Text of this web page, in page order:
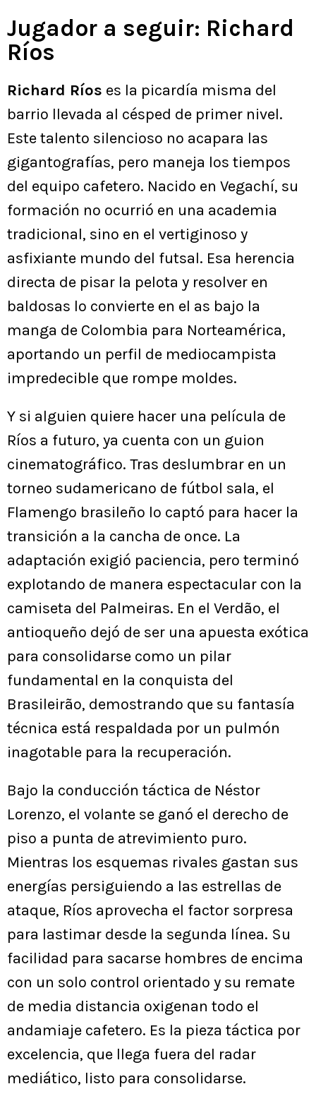
Jugador a seguir: Richard
Ríos
Richard Ríos es la picardía misma del
barrio llevada al césped de primer nivel.
Este talento silencioso no acapara las
gigantografías, pero maneja los tiempos
del equipo cafetero. Nacido en Vegachí, su
formación no ocurrió en una academia
tradicional, sino en el vertiginoso y
asfixiante mundo del futsal. Esa herencia
directa de pisar la pelota y resolver en
baldosas lo convierte en el as bajo la
manga de Colombia para Norteamérica,
aportando un perfil de mediocampista
impredecible que rompe moldes.
Y si alguien quiere hacer una película de
Ríos a futuro, ya cuenta con un guion
cinematográfico. Tras deslumbrar en un
torneo sudamericano de fútbol sala, el
Flamengo brasileño lo captó para hacer la
transición a la cancha de once. La
adaptación exigió paciencia, pero terminó
explotando de manera espectacular con la
camiseta del Palmeiras. En el Verdão, el
antioqueño dejó de ser una apuesta exótica
para consolidarse como un pilar
fundamental en la conquista del
Brasileirão, demostrando que su fantasía
técnica está respaldada por un pulmón
inagotable para la recuperación.
Bajo la conducción táctica de Néstor
Lorenzo, el volante se ganó el derecho de
piso a punta de atrevimiento puro.
Mientras los esquemas rivales gastan sus
energías persiguiendo a las estrellas de
ataque, Ríos aprovecha el factor sorpresa
para lastimar desde la segunda línea. Su
facilidad para sacarse hombres de encima
con un solo control orientado y su remate
de media distancia oxigenan todo el
andamiaje cafetero. Es la pieza táctica por
excelencia, que llega fuera del radar
mediático, listo para consolidarse.